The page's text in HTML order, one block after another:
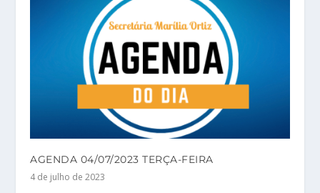
AGENDA 04/07/2023 TERÇA-FEIRA
4 de julho de 2023